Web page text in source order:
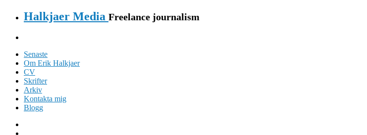
Halkjaer Media Freelance journalism
Senaste
Om Erik Halkjaer
CV
Skrifter
Arkiv
Kontakta mig
Blogg